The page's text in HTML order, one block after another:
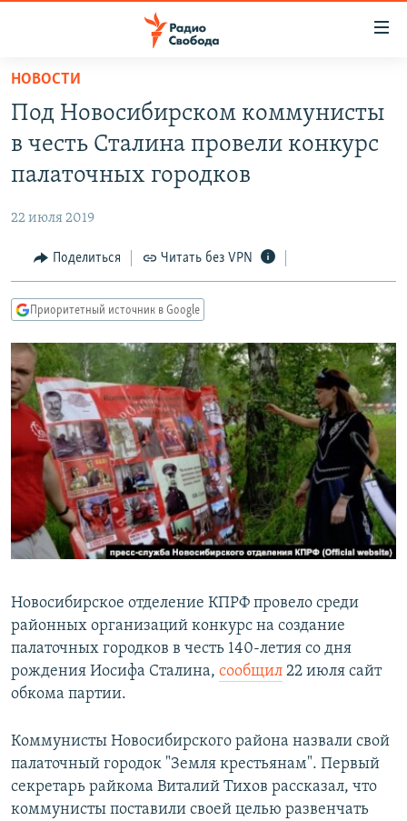
упрощенного
доступа
основному
Вернутся
Вернутся
поиску
ПОДКАСТЫ
МНЕНИЯ
КУЛЬТУРА
КАВКАЗ.РЕАЛИИ
СЕВЕР.РЕАЛИИ
СИБИРЬ.РЕАЛИИ
РАСПИСАНИЕ ВЕЩАНИЯ
ПОДПИШИТЕСЬ НА РАССЫЛКУ
СОЦИАЛЬНЫЕ СЕТИ
Все сайты РСЕ/РС
НОВОСТИ
Под Новосибирском коммунисты
в честь Сталина провели конкурс
палаточных городков
22 июля 2019
Поделиться Читать без VPN
Приоритетный источник в Google
Новосибирское отделение КПРФ провело среди
районных организаций конкурс на создание
палаточных городков в честь 140-летия со дня
рождения Иосифа Сталина, сообщил 22 июля сайт
обкома партии.
Коммунисты Новосибирского района назвали свой
палаточный городок "Земля крестьянам". Первый
секретарь райкома Виталий Тихов рассказал, что
коммунисты поставили своей целью развенчать